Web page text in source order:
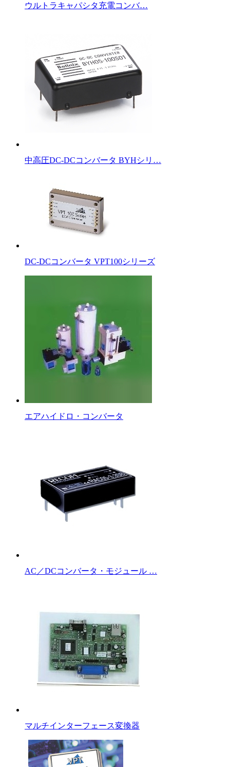
ウルトラキャパシタ充電コンバ…
中高圧DC-DCコンバータ BYHシリ…
DC-DCコンバータ VPT100シリーズ
エアハイドロ・コンバータ
AC／DCコンバータ・モジュール …
マルチインターフェース変換器